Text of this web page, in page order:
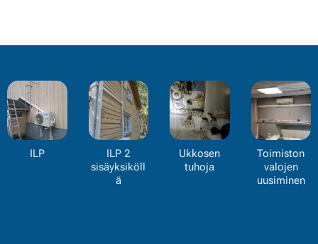
ILP
ILP 2
sisäyksiköll
ä
Ukkosen
tuhoja
Toimiston
valojen
uusiminen